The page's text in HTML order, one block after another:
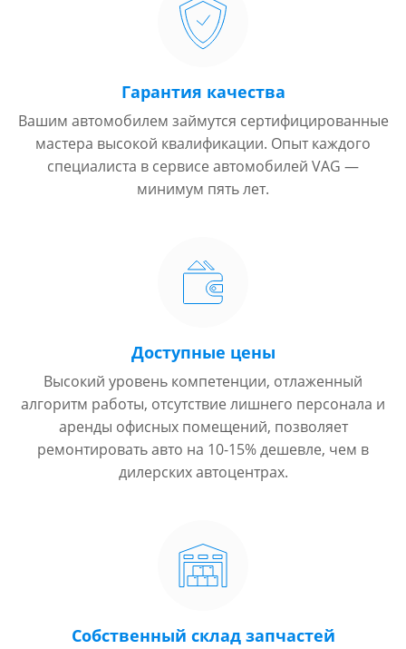
Гарантия качества
Вашим автомобилем займутся сертифицированные
мастера высокой квалификации. Опыт каждого
специалиста в сервисе автомобилей VAG —
минимум пять лет.
Доступные цены
Высокий уровень компетенции, отлаженный
алгоритм работы, отсутствие лишнего персонала и
аренды офисных помещений, позволяет
ремонтировать авто на 10-15% дешевле, чем в
дилерских автоцентрах.
Собственный склад запчастей